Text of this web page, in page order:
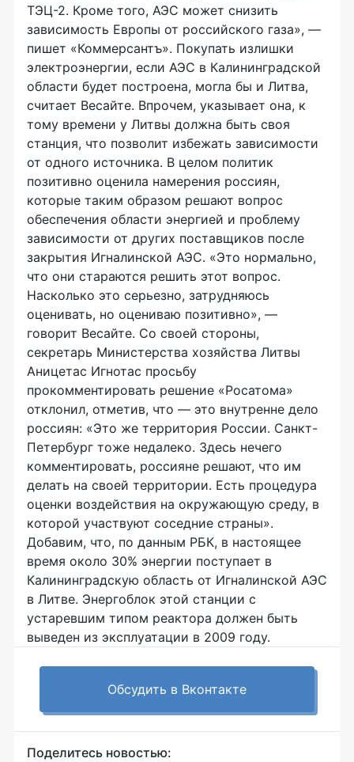
ТЭЦ-2. Кроме того, АЭС может снизить
зависимость Европы от российского газа», —
пишет «Коммерсантъ». Покупать излишки
электроэнергии, если АЭС в Калининградской
области будет построена, могла бы и Литва,
считает Весайте. Впрочем, указывает она, к
тому времени у Литвы должна быть своя
станция, что позволит избежать зависимости
от одного источника. В целом политик
позитивно оценила намерения россиян,
которые таким образом решают вопрос
обеспечения области энергией и проблему
зависимости от других поставщиков после
закрытия Игналинской АЭС. «Это нормально,
что они стараются решить этот вопрос.
Насколько это серьезно, затрудняюсь
оценивать, но оцениваю позитивно», —
говорит Весайте. Со своей стороны,
секретарь Министерства хозяйства Литвы
Аницетас Игнотас просьбу
прокомментировать решение «Росатома»
отклонил, отметив, что — это внутренне дело
россиян: «Это же территория России. Санкт-
Петербург тоже недалеко. Здесь нечего
комментировать, россияне решают, что им
делать на своей территории. Есть процедура
оценки воздействия на окружающую среду, в
которой участвуют соседние страны».
Добавим, что, по данным РБК, в настоящее
время около 30% энергии поступает в
Калининградскую область от Игналинской АЭС
в Литве. Энергоблок этой станции с
устаревшим типом реактора должен быть
выведен из эксплуатации в 2009 году.
Обсудить в Вконтакте
Поделитесь новостью: